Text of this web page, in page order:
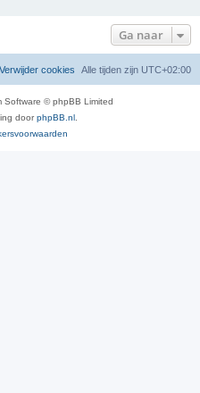
Ga naar
Alle tijden zijn UTC+02:00
Verwijder cookies
Software © phpBB Limited
doorphpBB.nl